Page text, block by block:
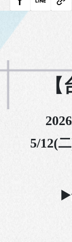
facebook
LINE複
5/12(
▶️